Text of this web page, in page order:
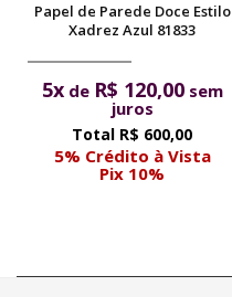
Papel de Parede Doce Estilo
Xadrez Azul 81833
5xde R$ 120,00sem
juros
R$ 600,00
5% Crédito à Vista
Pix 10%